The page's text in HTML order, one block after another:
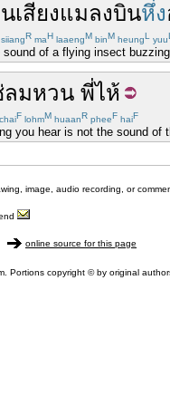
เสียงแมลงบินหึ่ง
siiangR maH laaengM binM heungL yuuL
sound of a flying insect
ลมหวน พี่ไห้
chaiF lohmM huaanR pheeF haiF
you hear is not the sound of
image, audio recording, or
online source for this page
Portions copyright © by original